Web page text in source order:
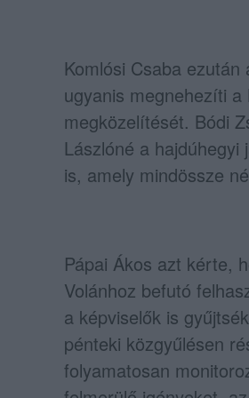
Komlósi Csaba
ugyanis megnehezíti a
megközelítését. Bódi
Lászlóné a
is, amely mindössze
Pápai Ákos azt kérte,
Volánhoz befutó
a képviselők is
pénteki közgyűlésen
folyamatosan